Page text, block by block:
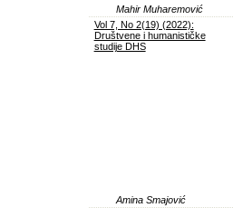
Mahir Muharemović
Vol 7, No 2(19) (2022):
Društvene i humanističke
studije DHS
Amina Smajović